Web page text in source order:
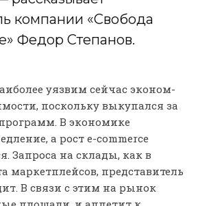
компании «Свобода
Федор Степанов.
уязвим сейчас эконом-
поскольку выкупался за
В экономике
а рост e-commerce
Запроса на склады, как в
маркетплейсов, представитель
В связи с этим на рынок